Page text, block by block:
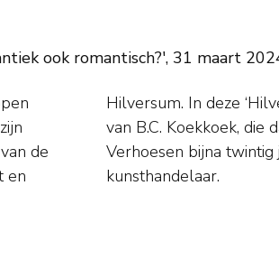
ook romantisch?', 31 maart
de
en
les
ook
kunsthandelaar.